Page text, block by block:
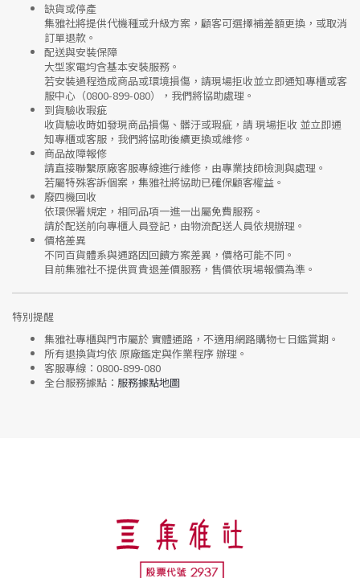
缺貨或停產
集雅社將提供代機種或升級方案 ，顧客可選擇補差額更換，或取消
訂單退款。
配送與安裝保障
大型家電均含基本安裝服務。
若安裝過程造成商品或環境損傷，請現場拒收並立即通知專櫃或客
服中心 （0800-899-080），我們將協助處理。
到貨驗收瑕疵
收貨驗收時如發現商品損傷、髒汙或瑕疵 ，請 現場拒收 並立即通
知專櫃或客服，我們將協助後續更換或維修。
商品故障報修
請直接聯繫原廠客服專線進行維修，由專業技師檢測與處理。
若屬特殊客訴個案，集雅社將協助已確保顧客權益。
廢四機回收
依環保署規定，相同品項一進一出屬免費服務。
請於配送前向專櫃人員登記，由物流配送人員依規辦理。
價格差異
不同百貨體系與通路因回饋方案差異，價格可能不同。
目前集雅社不提供買貴退差價服務 ，售價依現場報價為準。
特別提醒
集雅社專櫃與門市屬於 實體通路，不適用網路購物七日鑑賞期 。
所有退換貨均依 原廠鑑定與作業程序辦理。
客服專線： 0800-899-080
全台服務據點： 服務據點地圖